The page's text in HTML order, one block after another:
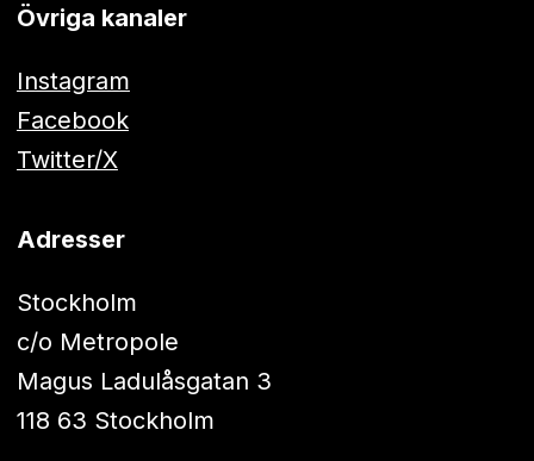
Övriga kanaler
Instagram
Facebook
Twitter/X
Adresser
Stockholm
c/o Metropole
Magus Ladulåsgatan 3
118 63 Stockholm